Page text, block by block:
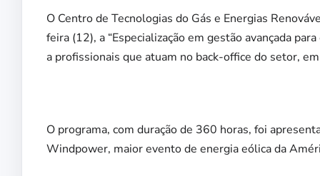
O Centro de Tecnologias do Gás e Energias
feira (12), a “Especialização em gestão avançada
a profissionais que atuam no back-office do setor,
O programa, com duração de 360 horas, foi
Windpower, maior evento de energia eólica da